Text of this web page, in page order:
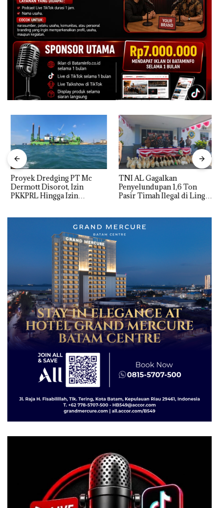
Proyek Dredging PT Mc
Dermott Disorot, Izin
PKKPRL Hingga Izin
TNI AL Gagalkan
Penyelundupan 1,6 Ton
Pasir Timah Ilegal di Lingga,
Diselundupkan ke Malaysia